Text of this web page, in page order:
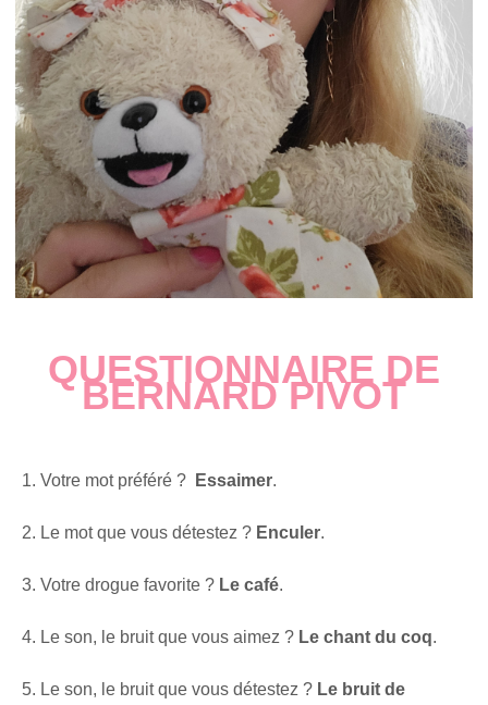
QUESTIONNAIRE DE
BERNARD PIVOT
1. Votre mot préféré ? Essaimer.
2. Le mot que vous détestez ? Enculer.
3. Votre drogue favorite ? Le café.
4. Le son, le bruit que vous aimez ? Le chant du coq.
5. Le son, le bruit que vous détestez ? Le bruit de